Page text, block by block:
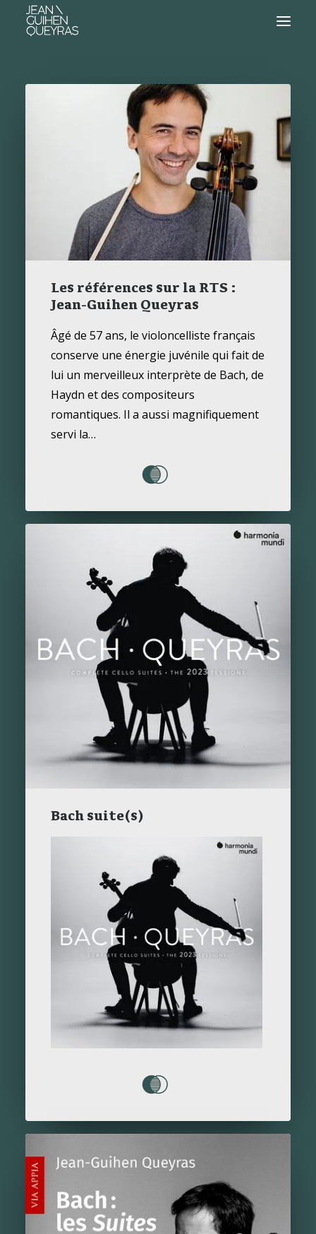
SEARCH
Les références sur la RTS :
Jean-Guihen Queyras
Âgé de 57 ans, le violoncelliste français
conserve une énergie juvénile qui fait de
lui un merveilleux interprète de Bach, de
Haydn et des compositeurs
romantiques. Il a aussi magnifiquement
servi la…
Bach suite(s)